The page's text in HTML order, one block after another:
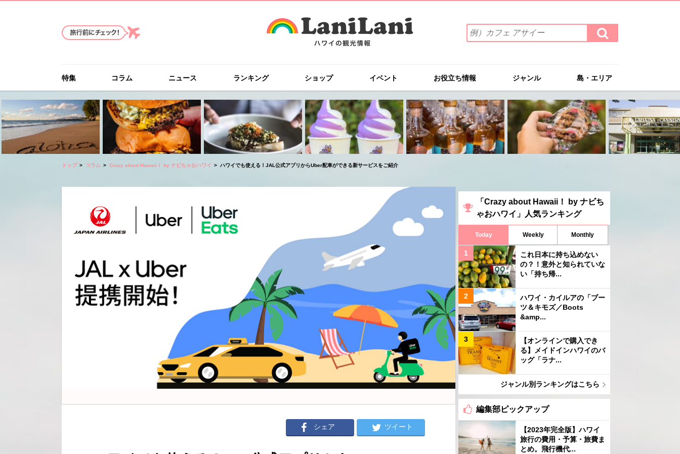
索
ワ
を
入
力
(例）
カ
フ
ェ
イ
ー
検
索
す
特集 コラム ニュース ランキング ショップ イベント お役立ち情報 ジャンル 島・エリア
トップ コラム Crazy about Hawaii！ by ナビちゃおハワイ ハワイでも使える！JAL公式アプリからUber配車ができる新サービスをご紹介
シェア ツイート
「Crazy about Hawaii！ by ナビち
ゃおハワイ」人気ランキング
Today Weekly Monthly
これ日本に持ち込めない
の？！意外と知られていな
い「持ち帰...
ハワイ・カイルアの「ブー
ツ＆キモズ／Boots
&amp...
【オンラインで購入でき
る】メイドインハワイのバ
ッグ「ラナ...
ジャンル別ランキングはこちら
編集部ピックアップ
【2023年完全版】ハワイ
旅行の費用・予算・旅費ま
とめ。飛行機代...